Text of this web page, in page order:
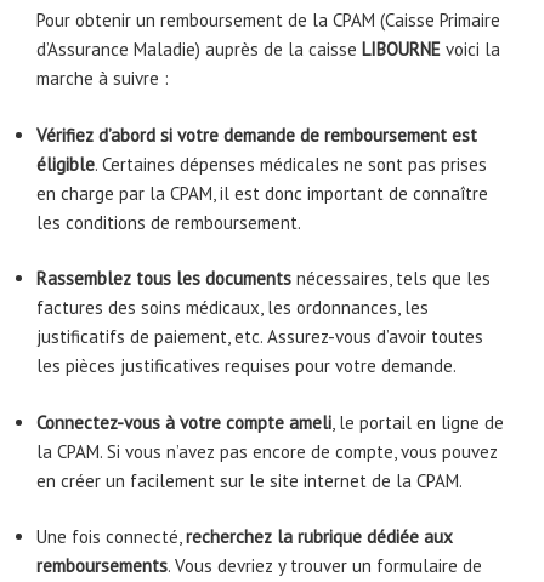
Pour obtenir un remboursement de la CPAM (Caisse Primaire
d’Assurance Maladie) auprès de la caisse LIBOURNE voici la
marche à suivre :
Vérifiez d’abord si votre demande de remboursement est
éligible. Certaines dépenses médicales ne sont pas prises
en charge par la CPAM, il est donc important de connaître
les conditions de remboursement.
Rassemblez tous les documents nécessaires, tels que les
factures des soins médicaux, les ordonnances, les
justificatifs de paiement, etc. Assurez-vous d’avoir toutes
les pièces justificatives requises pour votre demande.
Connectez-vous à votre compte ameli, le portail en ligne de
la CPAM. Si vous n’avez pas encore de compte, vous pouvez
en créer un facilement sur le site internet de la CPAM.
Une fois connecté,recherchez la rubrique dédiée aux
remboursements. Vous devriez y trouver un formulaire de